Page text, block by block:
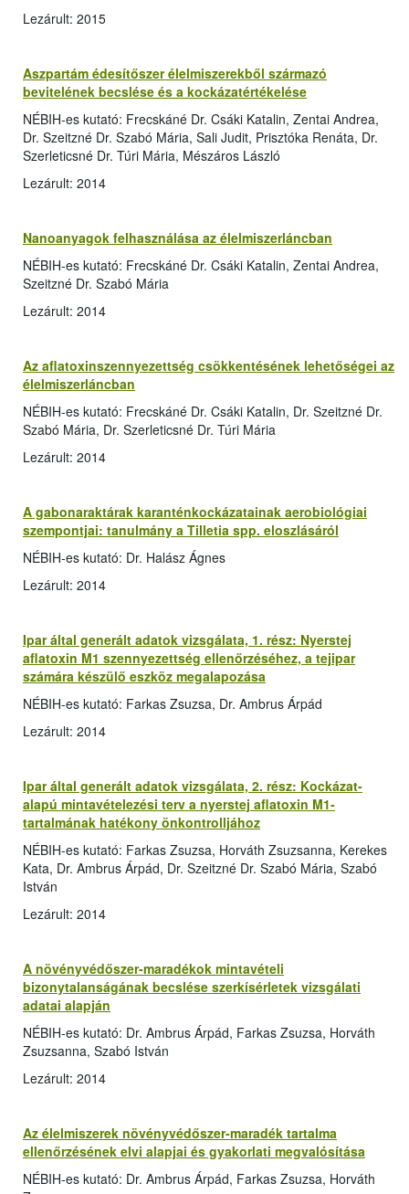
Lezárult: 2015
Aszpartám édesítőszer élelmiszerekből származó
bevitelének becslése és a kockázatértékelése
NÉBIH-es kutató: Frecskáné Dr. Csáki Katalin, Zentai Andrea,
Dr. Szeitzné Dr. Szabó Mária, Sali Judit, Prisztóka Renáta, Dr.
Szerleticsné Dr. Túri Mária, Mészáros László
Lezárult: 2014
Nanoanyagok felhasználása az élelmiszerláncban
NÉBIH-es kutató: Frecskáné Dr. Csáki Katalin, Zentai Andrea,
Szeitzné Dr. Szabó Mária
Lezárult: 2014
Az aflatoxinszennyezettség csökkentésének lehetőségei az
élelmiszerláncban
NÉBIH-es kutató: Frecskáné Dr. Csáki Katalin, Dr. Szeitzné Dr.
Szabó Mária, Dr. Szerleticsné Dr. Túri Mária
Lezárult: 2014
A gabonaraktárak karanténkockázatainak aerobiológiai
szempontjai: tanulmány a Tilletia spp. eloszlásáról
NÉBIH-es kutató: Dr. Halász Ágnes
Lezárult: 2014
Ipar által generált adatok vizsgálata, 1. rész: Nyerstej
aflatoxin M1 szennyezettség ellenőrzéséhez, a tejipar
számára készülő eszköz megalapozása
NÉBIH-es kutató: Farkas Zsuzsa, Dr. Ambrus Árpád
Lezárult: 2014
Ipar által generált adatok vizsgálata, 2. rész: Kockázat-
alapú mintavételezési terv a nyerstej aflatoxin M1-
tartalmának hatékony önkontrolljához
NÉBIH-es kutató: Farkas Zsuzsa, Horváth Zsuzsanna, Kerekes
Kata, Dr. Ambrus Árpád, Dr. Szeitzné Dr. Szabó Mária, Szabó
István
Lezárult: 2014
A növényvédőszer-maradékok mintavételi
bizonytalanságának becslése szerkísérletek vizsgálati
adatai alapján
NÉBIH-es kutató: Dr. Ambrus Árpád, Farkas Zsuzsa, Horváth
Zsuzsanna, Szabó István
Lezárult: 2014
Az élelmiszerek növényvédőszer-maradék tartalma
ellenőrzésének elvi alapjai és gyakorlati megvalósítása
NÉBIH-es kutató: Dr. Ambrus Árpád, Farkas Zsuzsa, Horváth